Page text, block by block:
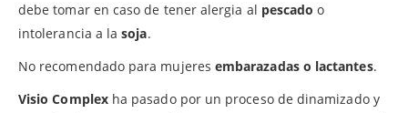
debe tomar en caso de tener alergia al pescado o
intolerancia a lasoja.
No recomendado para mujeres embarazadas o lactantes.
Visio Complexha pasado por un proceso de dinamizado y